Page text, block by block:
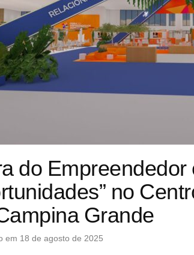
do Empreendedor
no
Grande
em 18 de agosto de 2025